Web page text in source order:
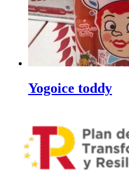
Yogoice toddy